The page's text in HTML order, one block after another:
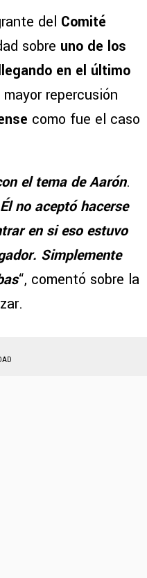
del Comité
sobre uno de los
en el último
repercusión
como fue el caso
el tema de Aarón.
no aceptó hacerse
en si eso estuvo
Simplemente
“, comentó sobre la